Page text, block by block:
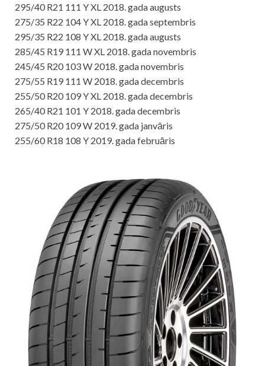
295/40 R21 111 Y XL 2018. gada augusts
275/35 R22 104 Y XL 2018. gada septembris
295/35 R22 108 Y XL 2018. gada augusts
285/45 R19 111 W XL 2018. gada novembris
245/45 R20 103 W 2018. gada novembris
275/55 R19 111 W 2018. gada decembris
255/50 R20 109 Y XL 2018. gada decembris
265/40 R21 101 Y 2018. gada decembris
275/50 R20 109 W 2019. gada janvāris
255/60 R18 108 Y 2019. gada februāris